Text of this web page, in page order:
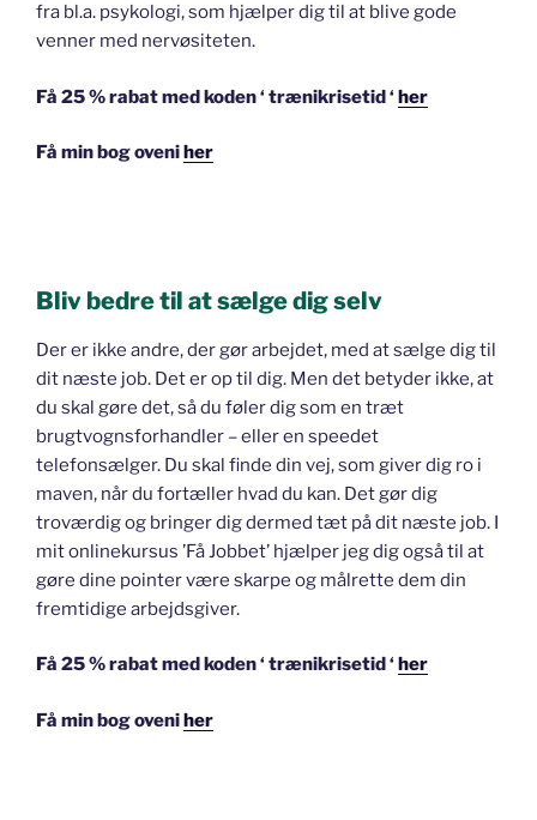
fra bl.a. psykologi, som hjælper dig til at blive gode
venner med nervøsiteten.
Få 25 % rabat med koden ‘ trænikrisetid ‘ her
Få min bog oveniher
Bliv bedre til at sælge dig selv
Der er ikke andre, der gør arbejdet, med at sælge dig til
dit næste job. Det er op til dig. Men det betyder ikke, at
du skal gøre det, så du føler dig som en træt
brugtvognsforhandler – eller en speedet
telefonsælger. Du skal finde din vej, som giver dig ro i
maven, når du fortæller hvad du kan. Det gør dig
troværdig og bringer dig dermed tæt på dit næste job. I
mit onlinekursus ’Få Jobbet’ hjælper jeg dig også til at
gøre dine pointer være skarpe og målrette dem din
fremtidige arbejdsgiver.
Få 25 % rabat med koden ‘ trænikrisetid ‘ her
Få min bog oveniher